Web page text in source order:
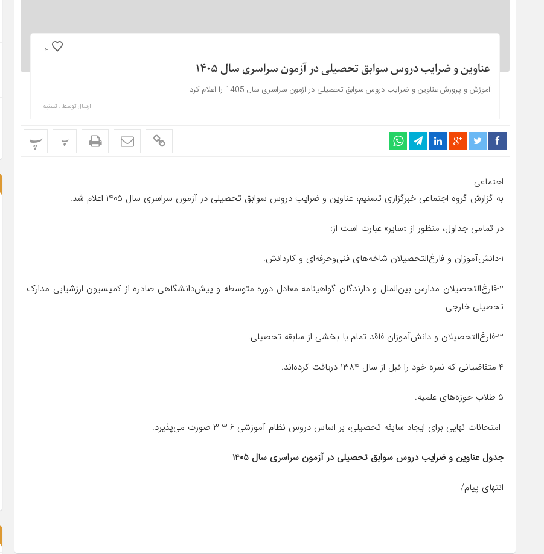
2
عناوین و ضرایب دروس سوابق تحصیلی در آزمون سراسری سال 1405
آموزش و پرورش عناوین و ضرایب دروس سوابق تحصیلی در آزمون سراسری سال 1405 را اعلام کرد.
ارسال توسط : تسنیم
پ پ
اجتماعی
به گزارش گروه اجتماعی خبرگزاری تسنیم، عناوین و ضرایب دروس سوابق تحصیلی در آزمون سراسری سال 1405 اعلام شد.
در تمامی جداول، منظور از «سایر» عبارت است از:
1-دانش‌آموزان و فارغ‌التحصیلان شاخه‌های فنی‌وحرفه‌ای و کاردانش.
2-فارغ‌التحصیلان مدارس بین‌الملل و دارندگان گواهینامه معادل دوره متوسطه و پیش‌دانشگاهی صادره از کمیسیون ارزشیابی مدارک
تحصیلی خارجی.
3-فارغ‌التحصیلان و دانش‌آموزان فاقد تمام یا بخشی از سابقه تحصیلی.
4-متقاضیانی که نمره خود را قبل از سال 1384 دریافت کرده‌اند.
5-طلاب حوزه‌های علمیه.
امتحانات نهایی برای ایجاد سابقه تحصیلی، بر اساس دروس نظام آموزشی 6-3-3 صورت می‌پذیرد.
جدول عناوین و ضرایب دروس سوابق تحصیلی در آزمون سراسری سال 1405
انتهای پیام/